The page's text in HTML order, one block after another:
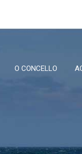
O CONCELLO